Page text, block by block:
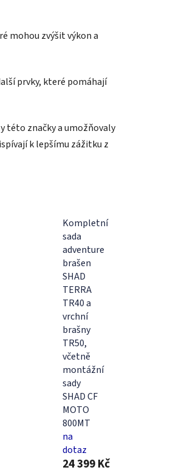
mohou zvýšit výkon a
prvky, které pomáhají
této značky a umožňovaly
k lepšímu zážitku z
Kompletní
sada
adventure
brašen
SHAD
TERRA
TR40 a
vrchní
brašny
TR50,
včetně
montážní
sady
SHAD CF
MOTO
800MT
na
dotaz
24 399 Kč